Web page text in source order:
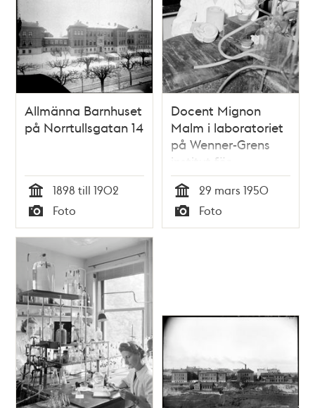
Allmänna Barnhuset
på Norrtullsgatan 14
Tid
1898 till 1902
Typ
Foto
Docent Mignon
Malm i laboratoriet
på Wenner-Grens
institut för
experimentell
biologi, fysiologisk
kemi och
Tid
29 mars 1950
Typ
Foto